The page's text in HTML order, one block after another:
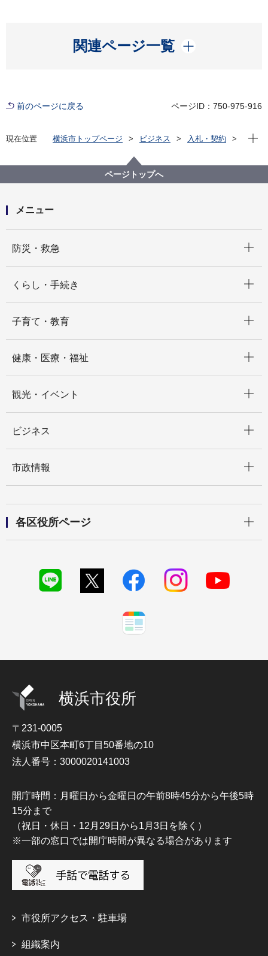
関連ページ一覧
開く
前のページに戻る ページID：750-975-916
現在位置 横浜市トップページ ビジネス
入札・契約
市立保育所調理業務委託（鶴見保育園）
現在
ページトップへ
メニュー
防災・救急
くらし・手続き
子育て・教育
健康・医療・福祉
観光・イベント
ビジネス
市政情報
各区役所ページ
横浜市役所
〒231-0005
横浜市中区本町6丁目50番地の10
法人番号：3000020141003
開庁時間：月曜日から金曜日の午前8時45分から午後5時
15分まで
（祝日・休日・12月29日から1月3日を除く）
※一部の窓口では開庁時間が異なる場合があります
市役所アクセス・駐車場
組織案内